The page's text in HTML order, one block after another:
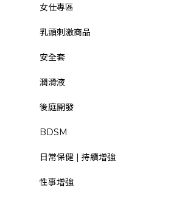
女仕專區
乳頭刺激商品
安全套
潤滑液
後庭開發
BDSM
日常保健 | 持續增強
性事增強